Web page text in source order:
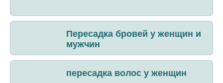
Пересадка бровей у женщин и
мужчин
пересадка волос у женщин